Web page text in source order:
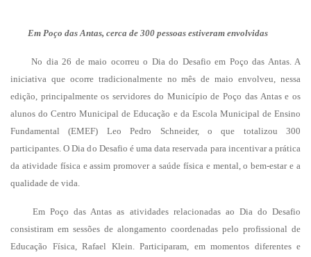
Em Poço das Antas, cerca de 300 pessoas estiveram envolvidas
No dia 26 de maio ocorreu o Dia do Desafio em Poço das Antas. A
iniciativa que ocorre tradicionalmente no mês de maio envolveu, nessa
edição, principalmente os servidores do Município de Poço das Antas e os
alunos do Centro Municipal de Educação e da Escola Municipal de Ensino
Fundamental (EMEF) Leo Pedro Schneider, o que totalizou 300
participantes. O Dia do Desafio é uma data reservada para incentivar a prática
da atividade física e assim promover a saúde física e mental, o bem-estar e a
qualidade de vida.
Em Poço das Antas as atividades relacionadas ao Dia do Desafio
consistiram em sessões de alongamento coordenadas pelo profissional de
Educação Física, Rafael Klein. Participaram, em momentos diferentes e